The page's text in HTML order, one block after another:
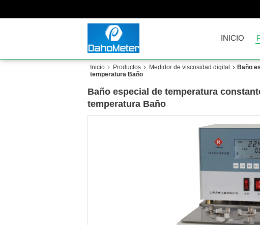
INICIO
Inicio Productos Medidor de viscosidad digital
Baño
temperatura Baño
Baño especial de temperatura
temperatura Baño